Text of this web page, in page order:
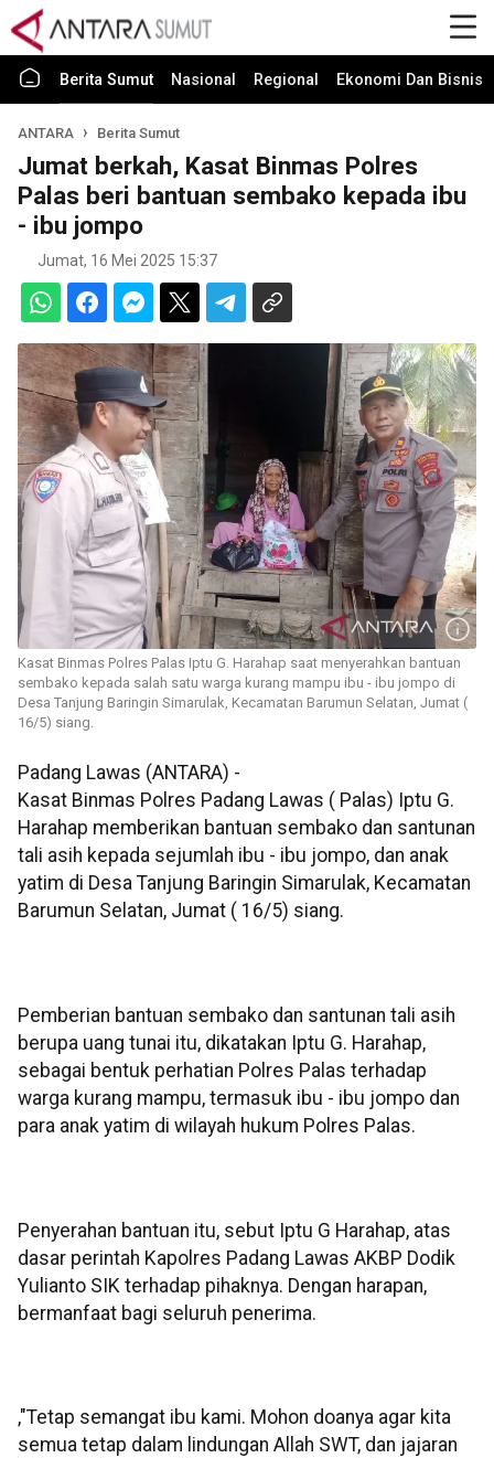
Berita Sumut Nasional Regional Ekonomi Dan Bisnis
ANTARA Berita Sumut
Jumat berkah, Kasat Binmas Polres
Palas beri bantuan sembako kepada ibu
- ibu jompo
Jumat, 16 Mei 2025 15:37
Kasat Binmas Polres Palas Iptu G. Harahap saat menyerahkan bantuan
sembako kepada salah satu warga kurang mampu ibu - ibu jompo di
Desa Tanjung Baringin Simarulak, Kecamatan Barumun Selatan, Jumat (
16/5) siang.
Padang Lawas (ANTARA) -
Kasat Binmas Polres Padang Lawas ( Palas) Iptu G.
Harahap memberikan bantuan sembako dan santunan
tali asih kepada sejumlah ibu - ibu jompo, dan anak
yatim di Desa Tanjung Baringin Simarulak, Kecamatan
Barumun Selatan, Jumat ( 16/5) siang.
Pemberian bantuan sembako dan santunan tali asih
berupa uang tunai itu, dikatakan Iptu G. Harahap,
sebagai bentuk perhatian Polres Palas terhadap
warga kurang mampu, termasuk ibu - ibu jompo dan
para anak yatim di wilayah hukum Polres Palas.
Penyerahan bantuan itu, sebut Iptu G Harahap, atas
dasar perintah Kapolres Padang Lawas AKBP Dodik
Yulianto SIK terhadap pihaknya. Dengan harapan,
bermanfaat bagi seluruh penerima.
,"Tetap semangat ibu kami. Mohon doanya agar kita
semua tetap dalam lindungan Allah SWT, dan jajaran